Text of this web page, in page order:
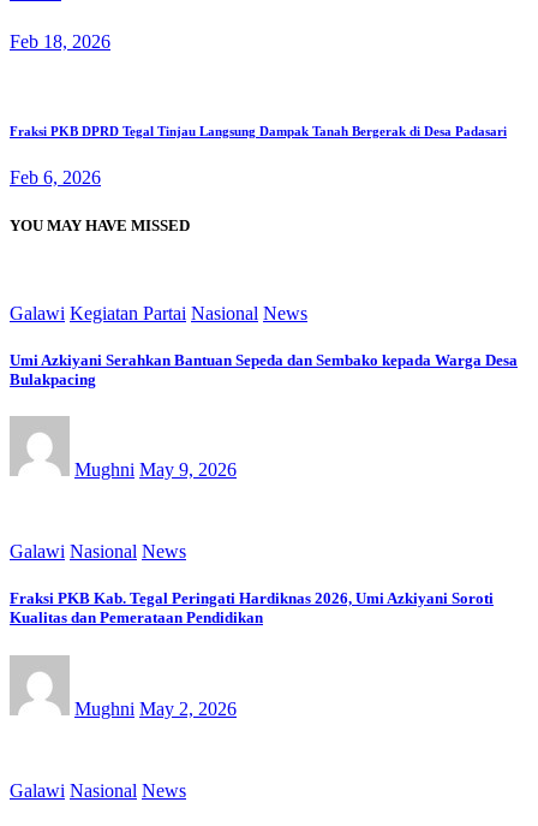
Feb 18, 2026
Fraksi PKB DPRD Tegal Tinjau Langsung Dampak Tanah Bergerak di Desa Padasari
Feb 6, 2026
YOU MAY HAVE MISSED
Galawi Kegiatan Partai Nasional News
Umi Azkiyani Serahkan Bantuan Sepeda dan Sembako kepada Warga Desa
Bulakpacing
Mughni May 9, 2026
Galawi Nasional News
Fraksi PKB Kab. Tegal Peringati Hardiknas 2026, Umi Azkiyani Soroti
Kualitas dan Pemerataan Pendidikan
Mughni May 2, 2026
Galawi Nasional News